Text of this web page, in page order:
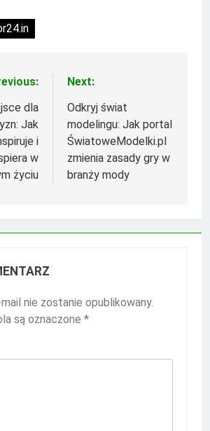
dla
Jak
i
w
życiu
Next:
Odkryj świat
modelingu: Jak portal
ŚwiatoweModelki.pl
zmienia zasady gry w
branży mody
nie zostanie opublikowany.
są oznaczone *